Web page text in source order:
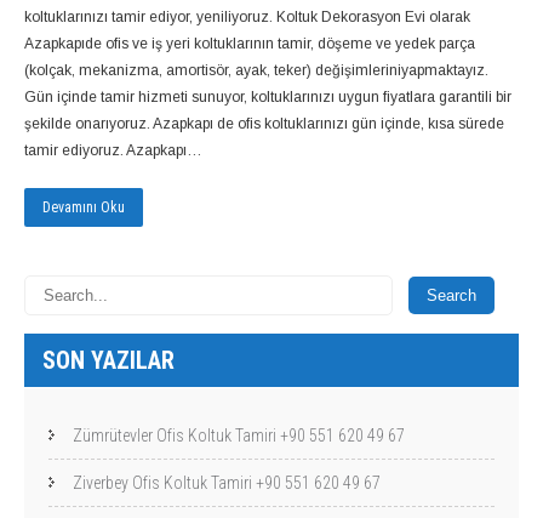
koltuklarınızı tamir ediyor, yeniliyoruz. Koltuk Dekorasyon Evi olarak
Azapkapıde ofis ve iş yeri koltuklarının tamir, döşeme ve yedek parça
(kolçak, mekanizma, amortisör, ayak, teker) değişimleriniyapmaktayız.
Gün içinde tamir hizmeti sunuyor, koltuklarınızı uygun fiyatlara garantili bir
şekilde onarıyoruz. Azapkapı de ofis koltuklarınızı gün içinde, kısa sürede
tamir ediyoruz. Azapkapı…
Devamını Oku
SON YAZILAR
Zümrütevler Ofis Koltuk Tamiri +90 551 620 49 67
Ziverbey Ofis Koltuk Tamiri +90 551 620 49 67